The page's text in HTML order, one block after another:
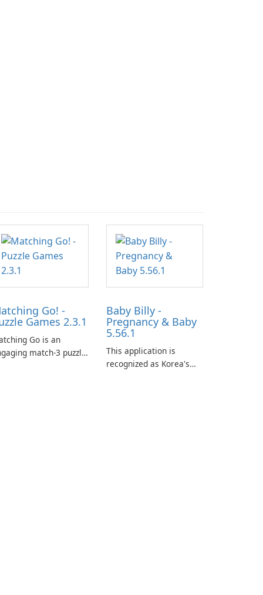
Go! -
Games 2.3.1
Go is an
match-3 puzzle
Baby Billy -
Pregnancy & Baby
5.56.1
This application is
recognized as Korea's